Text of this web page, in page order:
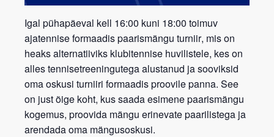
Igal pühapäeval kell 16:00 kuni 18:00 toimuv
ajatennise formaadis paarismängu turniir, mis on
heaks alternatiiviks klubitennise huvilistele, kes on
alles tennisetreeningutega alustanud ja sooviksid
oma oskusi turniiri formaadis proovile panna. See
on just õige koht, kus saada esimene paarismängu
kogemus, proovida mängu erinevate paarilistega ja
arendada oma mängusoskusi.